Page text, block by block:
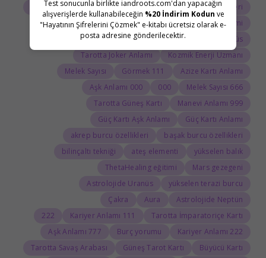
Test sonucunla birlikte iandroots.com'dan yapacağın
alışverişlerde kullanabileceğin %20 İndirim Kodun ve
"Hayatının Şifrelerini Çözmek" e-kitabı ücretsiz olarak e-
posta adresine gönderilecektir.
ThetaHealing semineri
Tarot Sembolleri
Tarot Açılımı
Jean Adrienne Arınma Sistemi
Uranüs burcu
Doğum haritasında Uranüs
Astroloji Sözlüğü
Kozmik Enerji Uzmanı
Tarotta Joker Anlamı
Azize Kartı Anlamı
111 Görmek
Melek Sayısı
666 Melek Sayısı
000
000 Aşk Anlamı
999 Manevi Anlamı
Tarotta Güneş Kartı
Güç Kartı Anlamı
Güç Kartı Aşk Anlamı
başak burcu özellikleri
akrep burcu özellikleri
yükselen balık
ateş elementi
bilinçaltı tekniği
Mars gezegeni
ThetaHealing eğitimi
yükselen terazi burcu
Astrolojide Uranüs
Astrolojide Neptün
Aura
Çakra
Tarotta İmparatoriçe Kartı
111 Kariyer Anlamı
222
222 Kariyer Anlamı
Burç yorumu
777 Aşk Anlamı
Büyücü Kartı
Güneş Tarot Kartı
Tarotta Savaş Arabası